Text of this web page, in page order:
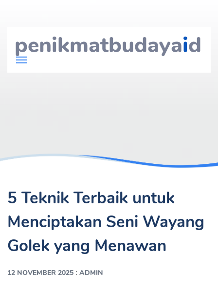
penikmatbudayaid
5 Teknik Terbaik untuk
Menciptakan Seni Wayang
Golek yang Menawan
12 NOVEMBER 2025 : ADMIN